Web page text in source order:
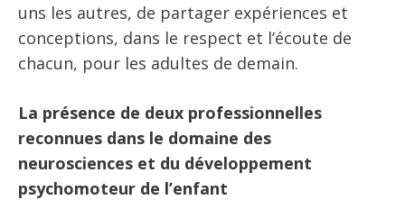
uns les autres, de partager expériences et
conceptions, dans le respect et l’écoute de
chacun, pour les adultes de demain.
La présence de deux professionnelles
reconnues dans le domaine des
neurosciences et du développement
psychomoteur de l’enfant